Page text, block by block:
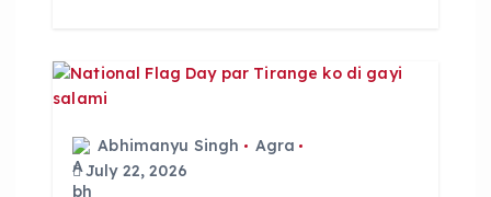
o
k
p
p
Abhimanyu Singh
Agra
July 22, 2026